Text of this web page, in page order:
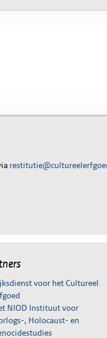
voor het Cultureel
NIOD Instituut voor
, Holocaust- en